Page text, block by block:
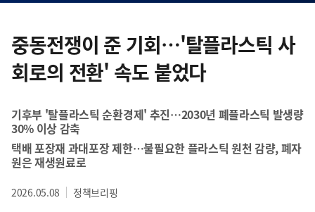
텐
츠
영
중동전쟁이 준 기회…'탈플라스틱 사
회로의 전환' 속도 붙었다
기후부 '탈플라스틱 순환경제' 추진…2030년 폐플라스틱 발생량
30% 이상 감축
택배 포장재 과대포장 제한…불필요한 플라스틱 원천 감량, 폐자
원은 재생원료로
2026.05.08 정책브리핑